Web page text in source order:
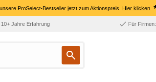
ProSelect-Bestseller jetzt zum Aktionspreis.Hier klicken
10+ Jahre Erfahrung Für